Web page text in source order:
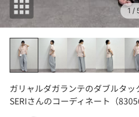
1 /
ガリャルダガランテのダブルタ
SERIさんのコーディネート（